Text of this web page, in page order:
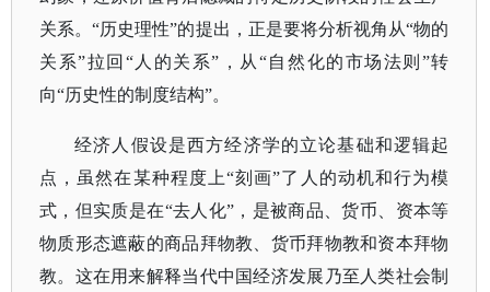
关系。“历史理性”的提出，正是要将分析视角从“物的
关系”拉回“人的关系”，从“自然化的市场法则”转
向“历史性的制度结构”。
经济人假设是西方经济学的立论基础和逻辑起
点，虽然在某种程度上“刻画”了人的动机和行为模
式，但实质是在“去人化”，是被商品、货币、资本等
物质形态遮蔽的商品拜物教、货币拜物教和资本拜物
教。这在用来解释当代中国经济发展乃至人类社会制